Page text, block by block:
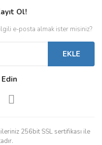
Ol!
e-posta almak ister misiniz?
EKLE
256bit SSL sertifikası ile